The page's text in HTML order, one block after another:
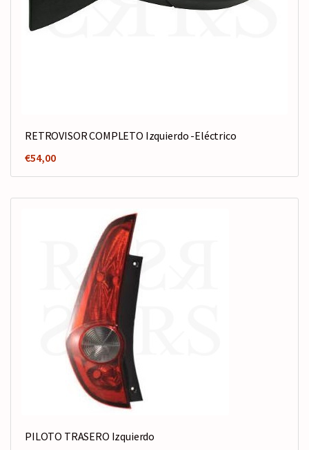
RETROVISOR COMPLETO Izquierdo -Eléctrico
€54,00
PILOTO TRASERO Izquierdo